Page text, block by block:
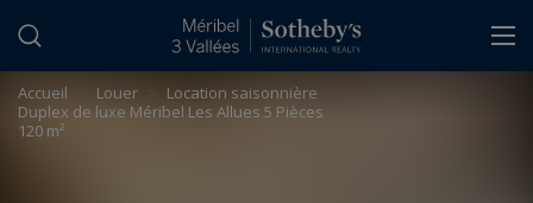
Accueil > Louer > Location saisonnière
Duplex de luxe Méribel Les Allues 5 Pièces
120 m²